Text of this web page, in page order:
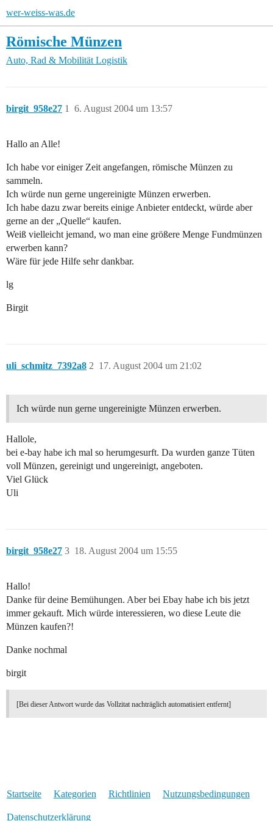
wer-weiss-was.de
Römische Münzen
Auto, Rad & Mobilität Logistik
birgit_958e27 6. August 2004 um 13:57
1
Hallo an Alle!
Ich habe vor einiger Zeit angefangen, römische Münzen zu
sammeln.
Ich würde nun gerne ungereinigte Münzen erwerben.
Ich habe dazu zwar bereits einige Anbieter entdeckt, würde aber
gerne an der „Quelle“ kaufen.
Weiß vielleicht jemand, wo man eine größere Menge Fundmünzen
erwerben kann?
Wäre für jede Hilfe sehr dankbar.
lg
Birgit
uli_schmitz_7392a8 17. August 2004 um 21:02
2
Ich würde nun gerne ungereinigte Münzen erwerben.
Hallole,
bei e-bay habe ich mal so herumgesurft. Da wurden ganze Tüten
voll Münzen, gereinigt und ungereinigt, angeboten.
Viel Glück
Uli
birgit_958e27 18. August 2004 um 15:55
3
Hallo!
Danke für deine Bemühungen. Aber bei Ebay habe ich bis jetzt
immer gekauft. Mich würde interessieren, wo diese Leute die
Münzen kaufen?!
Danke nochmal
birgit
[Bei dieser Antwort wurde das Vollzitat nachträglich automatisiert entfernt]
Startseite Kategorien Richtlinien Nutzungsbedingungen
Datenschutzerklärung